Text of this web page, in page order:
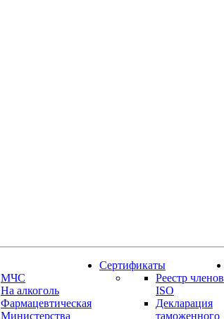
МЧС
На алкоголь
Фармацевтическая
Министерства
Сертификаты
Реестр членов
ISO
Декларация
таможенного